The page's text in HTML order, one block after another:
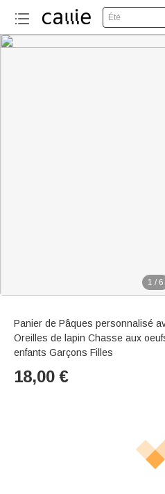
Été
1 / 6
Panier de Pâques personnalisé
Oreilles de lapin Chasse aux
enfants Garçons Filles
18,00 €